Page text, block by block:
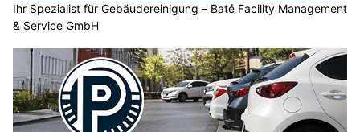
Ihr Spezialist für Gebäudereinigung – Baté Facility Management
& Service GmbH